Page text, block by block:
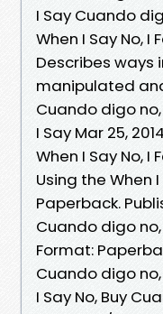
I Say Cuando
When I Say No, I
Describes ways
manipulated
Cuando digo
I Say Mar 25,
When I Say No, I
Using the When
Paperback.
Cuando digo
Format:
Cuando digo
I Say No, Buy